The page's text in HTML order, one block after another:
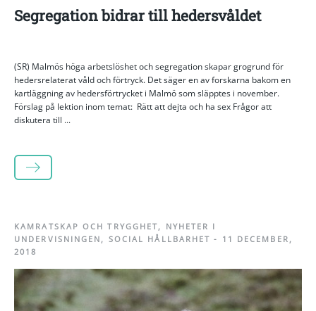
Segregation bidrar till hedersvåldet
(SR) Malmös höga arbetslöshet och segregation skapar grogrund för
hedersrelaterat våld och förtryck. Det säger en av forskarna bakom en
kartläggning av hedersförtrycket i Malmö som släpptes i november.
Förslag på lektion inom temat: Rätt att dejta och ha sex Frågor att
diskutera till ...
LÄS MER
KAMRATSKAP OCH TRYGGHET,
NYHETER I
UNDERVISNINGEN , SOCIAL HÅLLBARHET - 11 DECEMBER,
2018